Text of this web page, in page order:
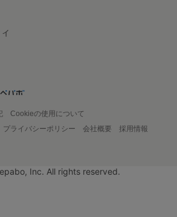
Cookieの使用について
プライバシーポリシー 会社概要
採用情報
Inc. All rights reserved.